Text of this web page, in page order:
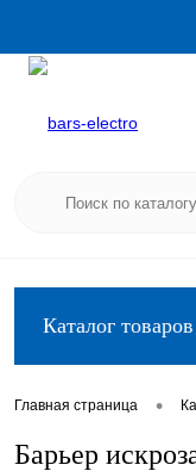
Каталог товаров
Главная страница •
Барьер